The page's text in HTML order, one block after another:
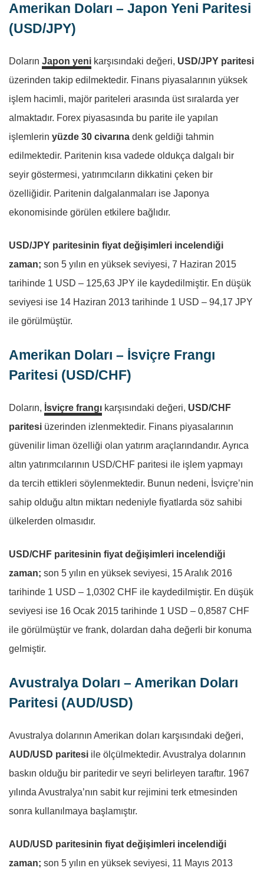
Amerikan Doları – Japon Yeni Paritesi
(USD/JPY)
Doların Japon yeni karşısındaki değeri, USD/JPY paritesi
üzerinden takip edilmektedir. Finans piyasalarının yüksek
işlem hacimli, majör pariteleri arasında üst sıralarda yer
almaktadır. Forex piyasasında bu parite ile yapılan
işlemlerin yüzde 30 civarına denk geldiği tahmin
edilmektedir. Paritenin kısa vadede oldukça dalgalı bir
seyir göstermesi, yatırımcıların dikkatini çeken bir
özelliğidir. Paritenin dalgalanmaları ise Japonya
ekonomisinde görülen etkilere bağlıdır.
USD/JPY paritesinin fiyat değişimleri incelendiği
zaman; son 5 yılın en yüksek seviyesi, 7 Haziran 2015
tarihinde 1 USD – 125,63 JPY ile kaydedilmiştir. En düşük
seviyesi ise 14 Haziran 2013 tarihinde 1 USD – 94,17 JPY
ile görülmüştür.
Amerikan Doları – İsviçre Frangı
Paritesi (USD/CHF)
Doların, İsviçre frangı karşısındaki değeri, USD/CHF
paritesi üzerinden izlenmektedir. Finans piyasalarının
güvenilir liman özelliği olan yatırım araçlarındandır. Ayrıca
altın yatırımcılarının USD/CHF paritesi ile işlem yapmayı
da tercih ettikleri söylenmektedir. Bunun nedeni, İsviçre’nin
sahip olduğu altın miktarı nedeniyle fiyatlarda söz sahibi
ülkelerden olmasıdır.
USD/CHF paritesinin fiyat değişimleri incelendiği
zaman; son 5 yılın en yüksek seviyesi, 15 Aralık 2016
tarihinde 1 USD – 1,0302 CHF ile kaydedilmiştir. En düşük
seviyesi ise 16 Ocak 2015 tarihinde 1 USD – 0,8587 CHF
ile görülmüştür ve frank, dolardan daha değerli bir konuma
gelmiştir.
Avustralya Doları – Amerikan Doları
Paritesi (AUD/USD)
Avustralya dolarının Amerikan doları karşısındaki değeri,
AUD/USD paritesi ile ölçülmektedir. Avustralya dolarının
baskın olduğu bir paritedir ve seyri belirleyen taraftır. 1967
yılında Avustralya’nın sabit kur rejimini terk etmesinden
sonra kullanılmaya başlamıştır.
AUD/USD paritesinin fiyat değişimleri incelendiği
zaman; son 5 yılın en yüksek seviyesi, 11 Mayıs 2013